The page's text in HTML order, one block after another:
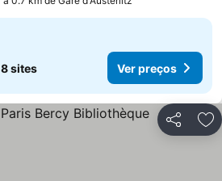
8 sites Ver preços
Partilhar